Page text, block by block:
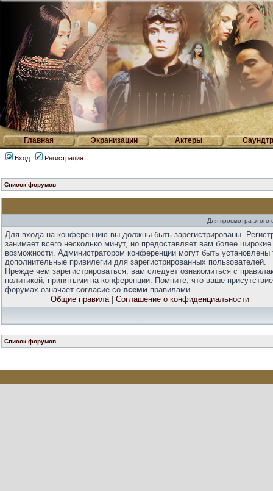
Главная Экранизации Актеры
Вход Регистрация
Список форумов
Для просмотра
Для входа на конференцию вы должны быть зарегистрированы.
занимает всего несколько минут, но предоставляет вам более широкие
возможности. Администратором конференции могут быть установлены
дополнительные привилегии для зарегистрированных пользователей.
Прежде чем зарегистрироваться, вам следует ознакомиться с
политикой, принятыми на конференции. Помните, что ваше
форумах означает согласие со всеми правилами.
Общие правила| Соглашение о конфиденциальности
Список форумов